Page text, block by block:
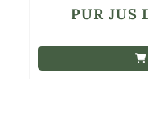
PUR JUS